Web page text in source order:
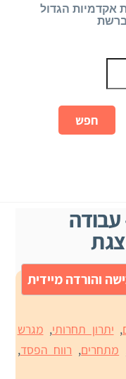
אקדמיות הגדול
ברשת
עבודה
, יתרון תחרותי, מגרש
מתחרים, רווח הפסד,